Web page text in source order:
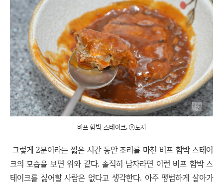
비프 함박 스테이크, ⓒ노지
그렇게 2분이라는 짧은 시간 동안 조리를 마친 비프 함박 스테이
크의 모습을 보면 위와 같다. 솔직히 남자라면 이런 비프 함박 스
테이크를 싫어할 사람은 없다고 생각한다. 아주 평범하게 살아가